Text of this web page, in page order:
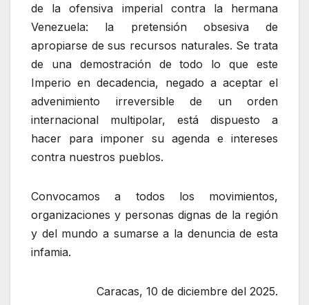
de la ofensiva imperial contra la hermana
Venezuela: la pretensión obsesiva de
apropiarse de sus recursos naturales. Se trata
de una demostración de todo lo que este
Imperio en decadencia, negado a aceptar el
advenimiento irreversible de un orden
internacional multipolar, está dispuesto a
hacer para imponer su agenda e intereses
contra nuestros pueblos.
Convocamos a todos los movimientos,
organizaciones y personas dignas de la región
y del mundo a sumarse a la denuncia de esta
infamia.
Caracas, 10 de diciembre del 2025.